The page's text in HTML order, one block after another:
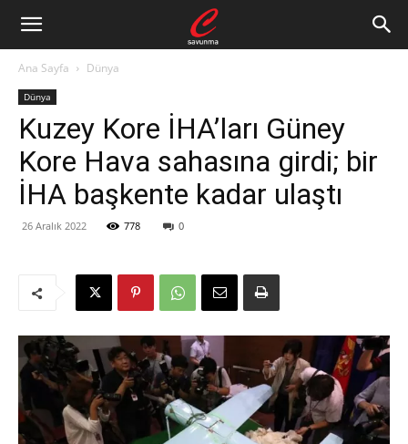
Ana Sayfa Dünya
Dünya
Kuzey Kore İHA’ları Güney
Kore Hava sahasına girdi; bir
İHA başkente kadar ulaştı
26 Aralık 2022 778 0